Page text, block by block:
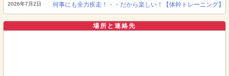
何事にも全力疾走！・・だから楽しい！【体幹トレーニング】
2026年7月2日
場所と連絡先